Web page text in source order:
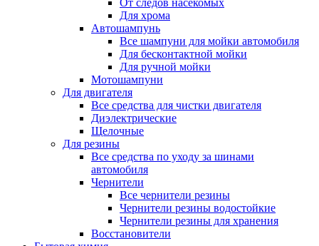
От следов насекомых
Для хрома
Автошампунь
Все шампуни для мойки автомобиля
Для бесконтактной мойки
Для ручной мойки
Мотошампуни
Для двигателя
Все средства для чистки двигателя
Диэлектрические
Щелочные
Для резины
Все средства по уходу за шинами
автомобиля
Чернители
Все чернители резины
Чернители резины водостойкие
Чернители резины для хранения
Восстановители